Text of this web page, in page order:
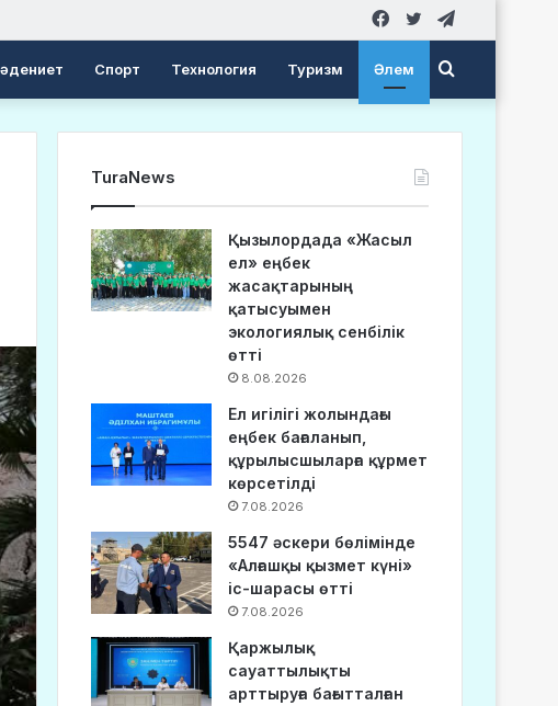
Twitter
Facebook
Спорт Технология Туризм Әлем Search
for
TuraNews
Қызылордада «Жасыл
ел» еңбек
жасақтарының
қатысуымен
экологиялық сенбілік
өтті
8.08.2026
Ел игілігі жолындағы
еңбек бағаланып,
құрылысшыларға құрмет
көрсетілді
7.08.2026
5547 әскери бөлімінде
«Алғашқы қызмет күні»
іс-шарасы өтті
7.08.2026
Қаржылық
сауаттылықты
арттыруға бағытталған